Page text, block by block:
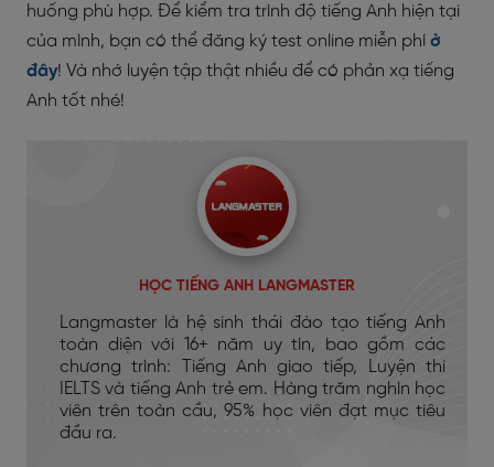
huống phù hợp. Để kiểm tra trình độ tiếng Anh hiện tại
của mình, bạn có thể đăng ký test online miễn phí ở
đây! Và nhớ luyện tập thật nhiều để có phản xạ tiếng
Anh tốt nhé!
HỌC TIẾNG ANH LANGMASTER
Langmaster là hệ sinh thái đào tạo tiếng Anh
toàn diện với 16+ năm uy tín, bao gồm các
chương trình: Tiếng Anh giao tiếp, Luyện thi
IELTS và tiếng Anh trẻ em. Hàng trăm nghìn học
viên trên toàn cầu, 95% học viên đạt mục tiêu
đầu ra.